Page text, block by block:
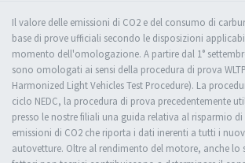
Il valore delle emissioni di CO2 e del consumo di
base di prove ufficiali secondo le disposizioni
momento dell'omologazione. A partire dal 1°
sono omologati ai sensi della procedura di prova
Harmonized Light Vehicles Test Procedure). La
ciclo NEDC, la procedura di prova precedentemente
presso le nostre filiali una guida relativa al risparmio
emissioni di CO2 che riporta i dati inerenti a tutti i
autovetture. Oltre al rendimento del motore, anche lo